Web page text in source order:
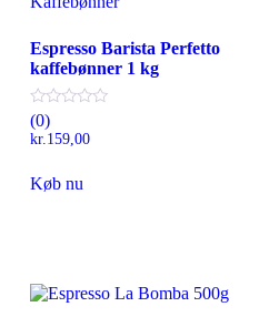
Espresso Barista Perfetto
kaffebønner 1 kg
(0)
kr. 159,00
Køb nu